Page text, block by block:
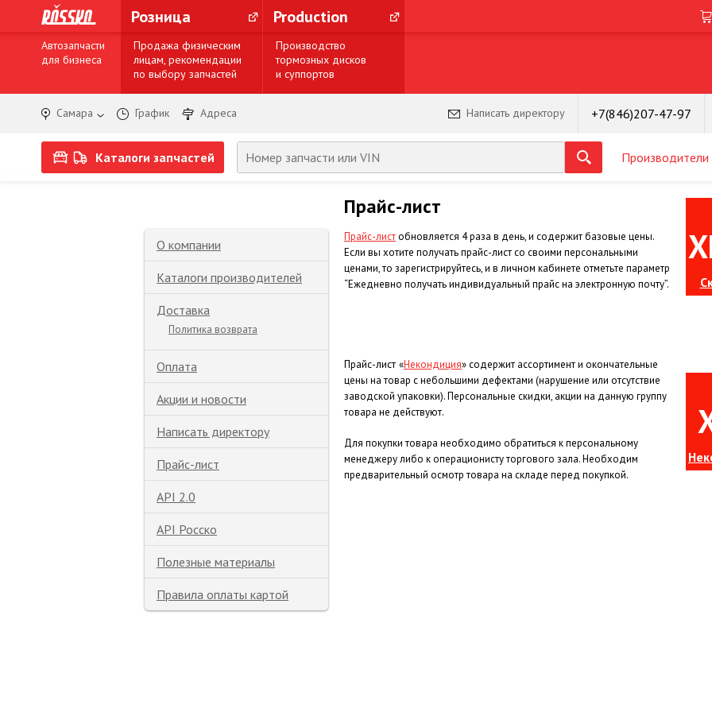
Розница Production
Автозапчасти
для бизнеса
Продажа физическим
лицам, рекомендации
по выбору запчастей
Производство
тормозных дисков
и суппортов
Самара График Адреса Написать директору +7(846)207-47-97
Каталоги запчастей Производители
О компании
Каталоги производителей
Доставка
Политика возврата
Оплата
Акции и новости
Написать директору
Прайс-лист
API 2.0
API Росско
Полезные материалы
Правила оплаты картой
Прайс-лист
Прайс-листобновляется 4 раза в день, и содержит базовые цены.
Если вы хотите получать прайс-лист со своими персональными
ценами, то зарегистрируйтесь, и в личном кабинете отметьте параметр
“Ежедневно получать индивидуальный прайс на электронную почту”.
Прайс-лист «Некондиция» содержит ассортимент и окончательные
цены на товар с небольшими дефектами (нарушение или отсутствие
заводской упаковки). Персональные скидки, акции на данную группу
товара не действуют.
Для покупки товара необходимо обратиться к персональному
менеджеру либо к операционисту торгового зала. Необходим
предварительный осмотр товара на складе перед покупкой.